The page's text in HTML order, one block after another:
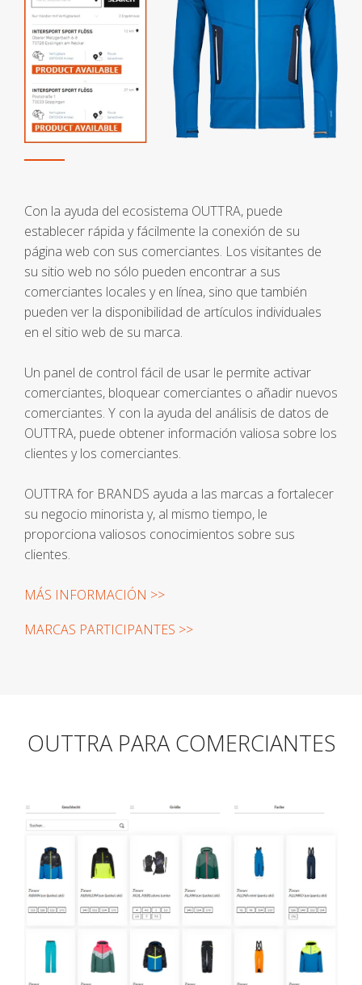
Con la ayuda del ecosistema OUTTRA, puede
establecer rápida y fácilmente la conexión de su
página web con sus comerciantes. Los visitantes de
su sitio web no sólo pueden encontrar a sus
comerciantes locales y en línea, sino que también
pueden ver la disponibilidad de artículos individuales
en el sitio web de su marca.
Un panel de control fácil de usar le permite activar
comerciantes, bloquear comerciantes o añadir nuevos
comerciantes. Y con la ayuda del análisis de datos de
OUTTRA, puede obtener información valiosa sobre los
clientes y los comerciantes.
OUTTRA for BRANDS ayuda a las marcas a fortalecer
su negocio minorista y, al mismo tiempo, le
proporciona valiosos conocimientos sobre sus
clientes.
MÁS INFORMACIÓN >>
MARCAS PARTICIPANTES >>
OUTTRA PARA COMERCIANTES